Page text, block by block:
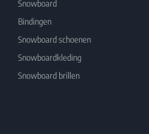
Snowboard
Bindingen
Snowboard schoenen
Snowboardkleding
Snowboard brillen